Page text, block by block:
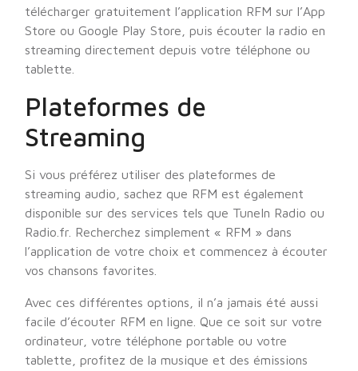
télécharger gratuitement l’application RFM sur l’App
Store ou Google Play Store, puis écouter la radio en
streaming directement depuis votre téléphone ou
tablette.
Plateformes de
Streaming
Si vous préférez utiliser des plateformes de
streaming audio, sachez que RFM est également
disponible sur des services tels que TuneIn Radio ou
Radio.fr. Recherchez simplement « RFM » dans
l’application de votre choix et commencez à écouter
vos chansons favorites.
Avec ces différentes options, il n’a jamais été aussi
facile d’écouter RFM en ligne. Que ce soit sur votre
ordinateur, votre téléphone portable ou votre
tablette, profitez de la musique et des émissions